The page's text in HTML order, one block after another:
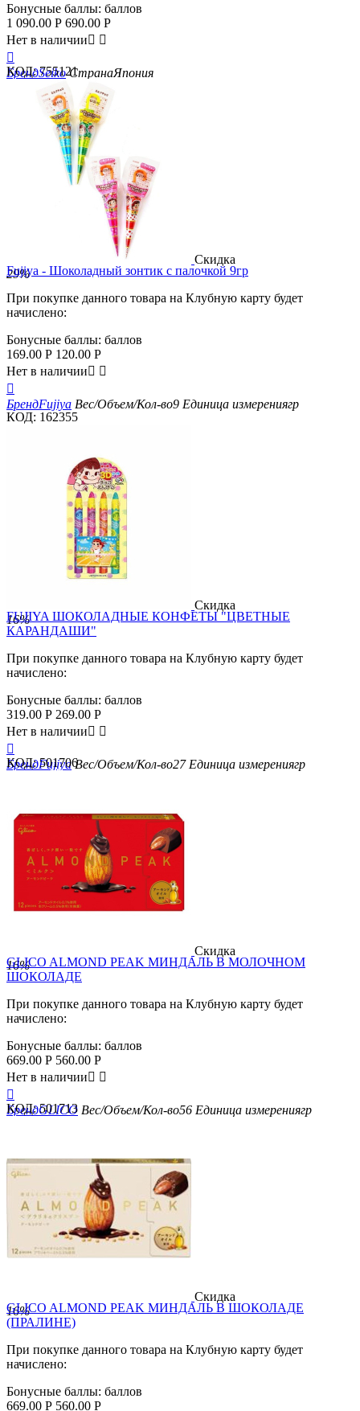
Бонусные баллы: баллов
1 090.00 Р 690.00 Р
Нет в наличии 

БрендSeiko СтранаЯпония
КОД: 755121
Скидка
29%
Fujiya - Шоколадный зонтик с палочкой 9гр
При покупке данного товара на Клубную карту будет
начислено:
Бонусные баллы: баллов
169.00 Р 120.00 Р
Нет в наличии 

БрендFujiya Вес/Объем/Кол-во9 Единица измерениягр
КОД: 162355
Скидка
16%
FUJIYA ШОКОЛАДНЫЕ КОНФЕТЫ "ЦВЕТНЫЕ
КАРАНДАШИ"
При покупке данного товара на Клубную карту будет
начислено:
Бонусные баллы: баллов
319.00 Р 269.00 Р
Нет в наличии 

БрендFujiya Вес/Объем/Кол-во27 Единица измерениягр
КОД: 501706
Скидка
16%
GLICO ALMOND PEAK МИНДАЛЬ В МОЛОЧНОМ
ШОКОЛАДЕ
При покупке данного товара на Клубную карту будет
начислено:
Бонусные баллы: баллов
669.00 Р 560.00 Р
Нет в наличии 

БрендGLICO Вес/Объем/Кол-во56 Единица измерениягр
КОД: 501713
Скидка
16%
GLICO ALMOND PEAK МИНДАЛЬ В ШОКОЛАДЕ
(ПРАЛИНЕ)
При покупке данного товара на Клубную карту будет
начислено:
Бонусные баллы: баллов
669.00 Р 560.00 Р